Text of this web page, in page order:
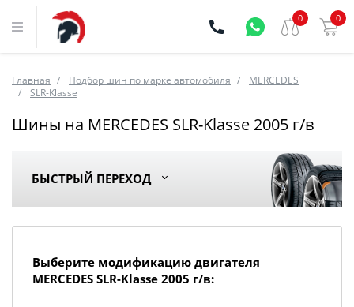
0 0
Главная Подбор шин по марке автомобиля
MERCEDES
SLR-Klasse
Шины на MERCEDES SLR-Klasse 2005 г/в
БЫСТРЫЙ ПЕРЕХОД
Выберите модификацию двигателя
MERCEDES SLR-Klasse 2005 г/в: